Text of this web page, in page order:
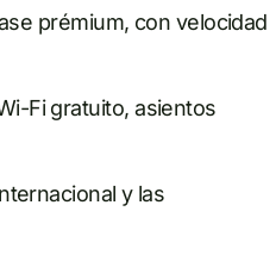
prémium, con velocidad
Fi gratuito, asientos
y las